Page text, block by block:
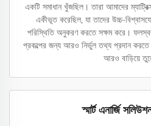
একটি সমাধান খুঁজছিল। তারা আমাদের
একীভূত করেছিল, যা তাদের উচ্চ-
পরিস্থিতি অনুকরণ করতে সক্ষম করে।
প্রকল্পের জন্য আরও নির্ভুল তথ্য প্রদান করতে
আরও বাড়িয়ে
স্মার্ট এনার্জি